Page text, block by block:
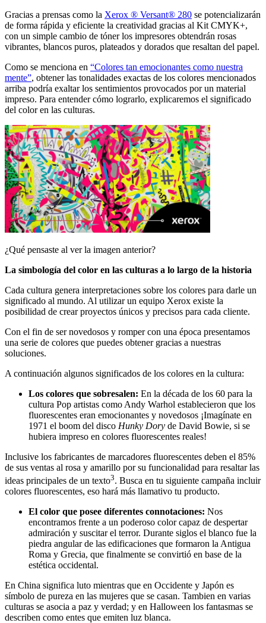
Gracias a prensas como la Xerox ® Versant® 280 se potencializarán
de forma rápida y eficiente la creatividad gracias al Kit CMYK+,
con un simple cambio de tóner los impresores obtendrán rosas
vibrantes, blancos puros, plateados y dorados que resaltan del papel.
Como se menciona en “Colores tan emocionantes como nuestra
mente”, obtener las tonalidades exactas de los colores mencionados
arriba podría exaltar los sentimientos provocados por un material
impreso. Para entender cómo lograrlo, explicaremos el significado
del color en las culturas.
¿Qué pensaste al ver la imagen anterior?
La simbología del color en las culturas a lo largo de la historia
Cada cultura genera interpretaciones sobre los colores para darle un
significado al mundo. Al utilizar un equipo Xerox existe la
posibilidad de crear proyectos únicos y precisos para cada cliente.
Con el fin de ser novedosos y romper con una época presentamos
una serie de colores que puedes obtener gracias a nuestras
soluciones.
A continuación algunos significados de los colores en la cultura:
Los colores que sobresalen: En la década de los 60 para la
cultura Pop artistas como Andy Warhol establecieron que los
fluorescentes eran emocionantes y novedosos ¡Imagínate en
1971 el boom del disco Hunky Dory de David Bowie, si se
hubiera impreso en colores fluorescentes reales!
Inclusive los fabricantes de marcadores fluorescentes deben el 85%
de sus ventas al rosa y amarillo por su funcionalidad para resaltar las
ideas principales de un texto3. Busca en tu siguiente campaña incluir
colores fluorescentes, eso hará más llamativo tu producto.
El color que posee diferentes connotaciones: Nos
encontramos frente a un poderoso color capaz de despertar
admiración y suscitar el terror. Durante siglos el blanco fue la
piedra angular de las edificaciones que formaron la Antigua
Roma y Grecia, que finalmente se convirtió en base de la
estética occidental.
En China significa luto mientras que en Occidente y Japón es
símbolo de pureza en las mujeres que se casan. Tambien en varias
culturas se asocia a paz y verdad; y en Halloween los fantasmas se
describen como entes que emiten luz blanca.